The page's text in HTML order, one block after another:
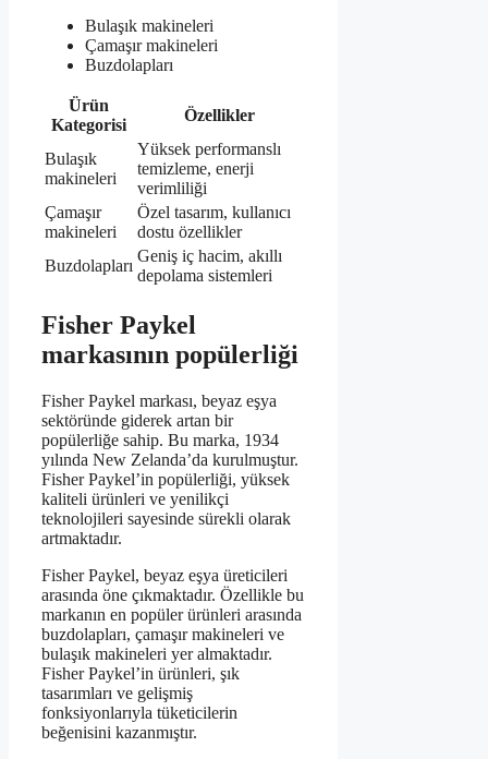
Bulaşık makineleri
Çamaşır makineleri
Buzdolapları
Ürün
Kategorisi
Özellikler
Bulaşık
makineleri
Yüksek performanslı
temizleme, enerji
verimliliği
Çamaşır
makineleri
Özel tasarım, kullanıcı
dostu özellikler
Buzdolapları
Geniş iç hacim, akıllı
depolama sistemleri
Fisher Paykel
markasının popülerliği
Fisher Paykel markası, beyaz eşya
sektöründe giderek artan bir
popülerliğe sahip. Bu marka, 1934
yılında New Zelanda’da kurulmuştur.
Fisher Paykel’in popülerliği, yüksek
kaliteli ürünleri ve yenilikçi
teknolojileri sayesinde sürekli olarak
artmaktadır.
Fisher Paykel, beyaz eşya üreticileri
arasında öne çıkmaktadır. Özellikle bu
markanın en popüler ürünleri arasında
buzdolapları, çamaşır makineleri ve
bulaşık makineleri yer almaktadır.
Fisher Paykel’in ürünleri, şık
tasarımları ve gelişmiş
fonksiyonlarıyla tüketicilerin
beğenisini kazanmıştır.